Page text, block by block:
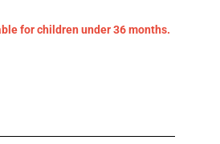
for children under 36 months.